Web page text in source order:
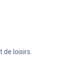
loisirs.